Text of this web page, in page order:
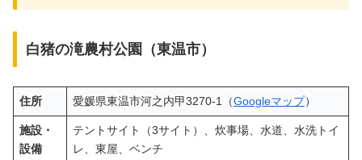
白猪の滝農村公園（東温市）
住所 愛媛県東温市河之内甲3270-1（Googleマップ）
施設・
設備
テントサイト（3サイト）、炊事場、水道、水洗トイ
レ、東屋、ベンチ